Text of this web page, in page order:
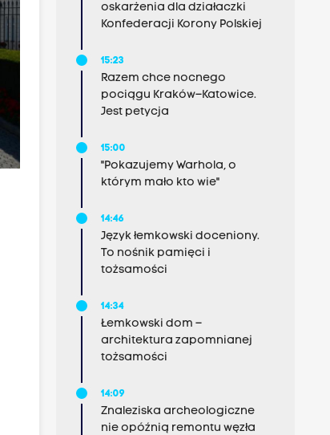
oskarżenia dla działaczki
Konfederacji Korony Polskiej
15:23
Razem chce nocnego
pociągu Kraków–Katowice.
Jest petycja
15:00
"Pokazujemy Warhola, o
którym mało kto wie"
14:46
Język łemkowski doceniony.
To nośnik pamięci i
tożsamości
14:34
Łemkowski dom –
architektura zapomnianej
tożsamości
14:09
Znaleziska archeologiczne
nie opóźnią remontu węzła